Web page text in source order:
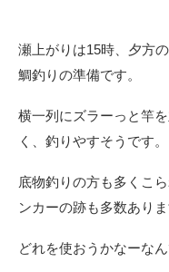
瀬上がりは15時、夕方
鯛釣りの準備です。
横一列にズラーっと竿
く、釣りやすそうです。
底物釣りの方も多くこ
ンカーの跡も多数ありま
どれを使おうかなーな